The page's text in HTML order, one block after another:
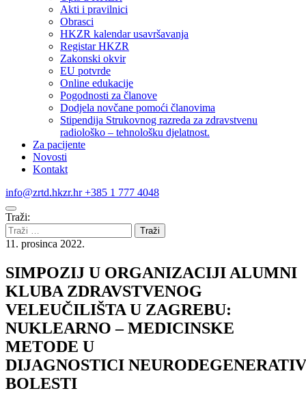
Akti i pravilnici
Obrasci
HKZR kalendar usavršavanja
Registar HKZR
Zakonski okvir
EU potvrde
Online edukacije
Pogodnosti za članove
Dodjela novčane pomoći članovima
Stipendija Strukovnog razreda za zdravstvenu
radiološko – tehnološku djelatnost.
Za pacijente
Novosti
Kontakt
info@zrtd.hkzr.hr+385 1 777 4048
Traži:
11. prosinca 2022.
SIMPOZIJ U ORGANIZACIJI ALUMNI
KLUBA ZDRAVSTVENOG
VELEUČILIŠTA U ZAGREBU:
NUKLEARNO – MEDICINSKE
METODE U
DIJAGNOSTICI
BOLESTI